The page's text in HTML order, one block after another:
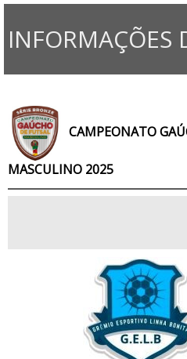
INFORMAÇÕES
CAMPEONATO
MASCULINO 2025